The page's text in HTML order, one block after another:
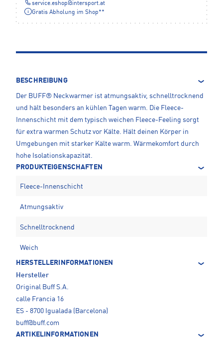
service.eshop@intersport.at
Gratis Abholung im Shop**
BESCHREIBUNG
Der BUFF® Neckwarmer ist atmungsaktiv, schnelltrocknend
und hält besonders an kühlen Tagen warm. Die Fleece-
Innenschicht mit dem typisch weichen Fleece-Feeling sorgt
für extra warmen Schutz vor Kälte. Hält deinen Körper in
Umgebungen mit starker Kälte warm. Wärmekomfort durch
hohe Isolationskapazität.
PRODUKTEIGENSCHAFTEN
Fleece-Innenschicht
Atmungsaktiv
Schnelltrocknend
Weich
HERSTELLERINFORMATIONEN
Hersteller
Original Buff S.A.
calle Francia 16
ES - 8700 Igualada (Barcelona)
buff@buff.com
ARTIKELINFORMATIONEN